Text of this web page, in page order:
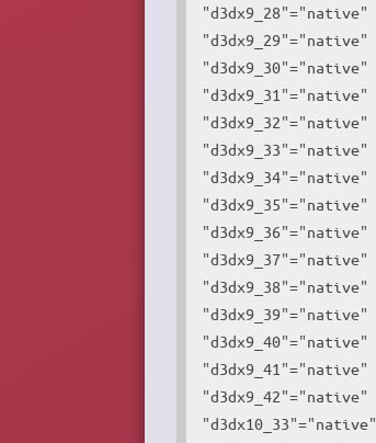
"d3dx9_28"="native"
"d3dx9_29"="native"
"d3dx9_30"="native"
"d3dx9_31"="native"
"d3dx9_32"="native"
"d3dx9_33"="native"
"d3dx9_34"="native"
"d3dx9_35"="native"
"d3dx9_36"="native"
"d3dx9_37"="native"
"d3dx9_38"="native"
"d3dx9_39"="native"
"d3dx9_40"="native"
"d3dx9_41"="native"
"d3dx9_42"="native"
"d3dx10_33"="native"